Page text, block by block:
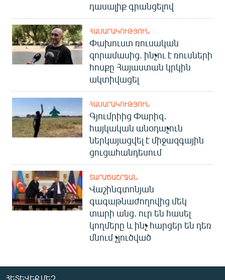
դասալիք գրանցելով
ՀԱՍԱՐԱԿՈՒԹՅՈՒՆ
Փախուստ ռուսական
զորամասից. ինչու է ռուսների
հոսքը Հայաստան կրկին
ակտիվացել
ՀԱՍԱՐԱԿՈՒԹՅՈՒՆ
Գյումրիից Փարիզ․
հայկական անօդաչուն
ներկայացվել է միջազգային
ցուցահանդեսում
ՏԱՐԱԾԱՇՐՋԱՆ
Վաշինգտոնյան
գագաթնաժողովից մեկ
տարի անց. ուր են հասել
կողմերը և ինչ հարցեր են դեռ
մնում չլուծված
ՀԵՏԵՎԵՔ ՄԵԶ